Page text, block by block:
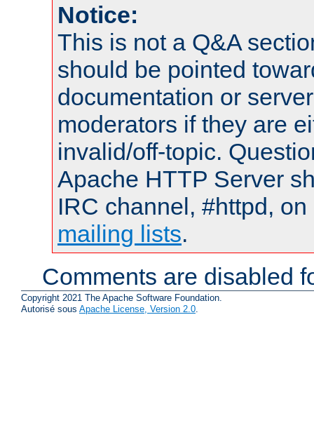
Notice:
This is not a Q&A
should be pointed
documentation or
moderators if they are
invalid/off-topic.
Apache HTTP Server
IRC channel, #httpd,
mailing lists.
Comments are disabled
Copyright 2021 The Apache Software Foundation.
Autorisé sous Apache License, Version 2.0.